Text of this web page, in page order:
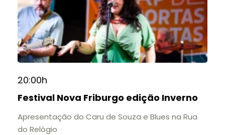
20:00h
Festival Nova Friburgo edição Inverno
Apresentação do Caru de Souza e Blues na Rua
do Relógio